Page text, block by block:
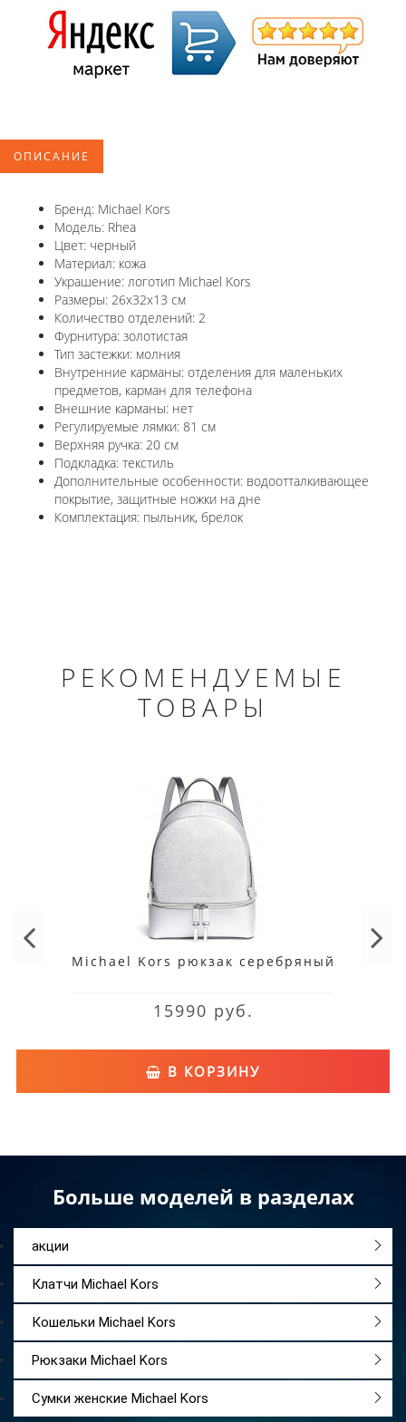
ОПИСАНИЕ
Бренд: Michael Kors
Модель: Rhea
Цвет: черный
Материал: кожа
Украшение: логотип Michael Kors
Размеры: 26х32х13 см
Количество отделений: 2
Фурнитура: золотистая
Тип застежки: молния
Внутренние карманы: отделения для маленьких
предметов, карман для телефона
Внешние карманы: нет
Регулируемые лямки: 81 см
Верхняя ручка: 20 см
Подкладка: текстиль
Дополнительные особенности: водоотталкивающее
покрытие, защитные ножки на дне
Комплектация: пыльник, брелок
РЕКОМЕНДУЕМЫЕ
ТОВАРЫ
Michael Kors рюкзак cеребряный
15990 руб.
В КОРЗИНУ
Больше моделей в разделах
акции
Клатчи Michael Kors
Кошельки Michael Kors
Рюкзаки Michael Kors
Сумки женские Michael Kors